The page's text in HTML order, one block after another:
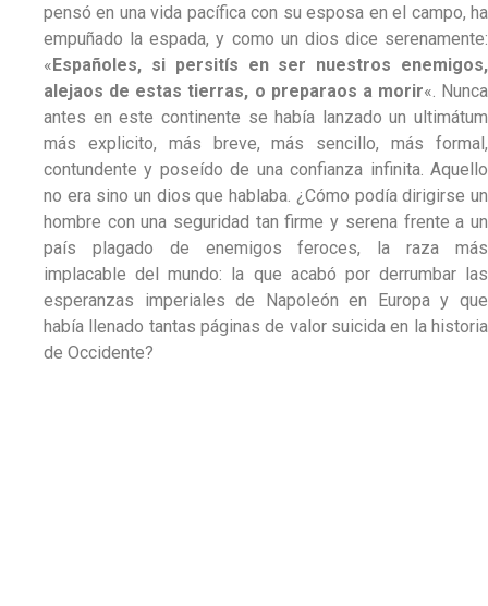
pensó en una vida pacífica con su esposa en el campo, ha
empuñado la espada, y como un dios dice serenamente:
« Españoles, si persitís en ser nuestros enemigos,
alejaos de estas tierras, o preparaos a morir«. Nunca
antes en este continente se había lanzado un ultimátum
más explicito, más breve, más sencillo, más formal,
contundente y poseído de una confianza infinita. Aquello
no era sino un dios que hablaba. ¿Cómo podía dirigirse un
hombre con una seguridad tan firme y serena frente a un
país plagado de enemigos feroces, la raza más
implacable del mundo: la que acabó por derrumbar las
esperanzas imperiales de Napoleón en Europa y que
había llenado tantas páginas de valor suicida en la historia
de Occidente?